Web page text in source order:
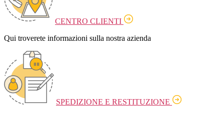
CENTRO CLIENTI
Qui troverete informazioni sulla nostra azienda
SPEDIZIONE E RESTITUZIONE